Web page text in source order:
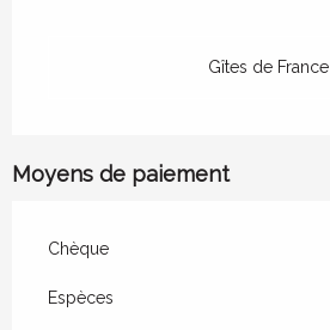
Gîtes de France
Moyens de paiement
Chèque
Espèces